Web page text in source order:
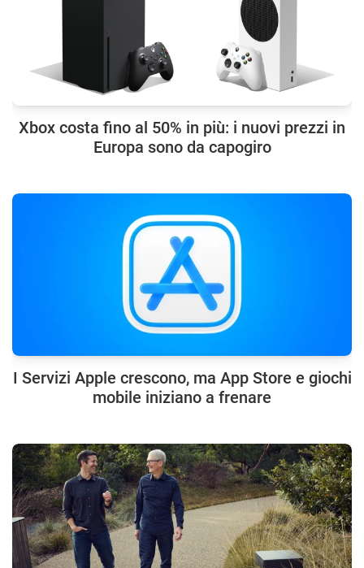
Xbox costa fino al 50% in più: i nuovi prezzi in
Europa sono da capogiro
I Servizi Apple crescono, ma App Store e giochi
mobile iniziano a frenare